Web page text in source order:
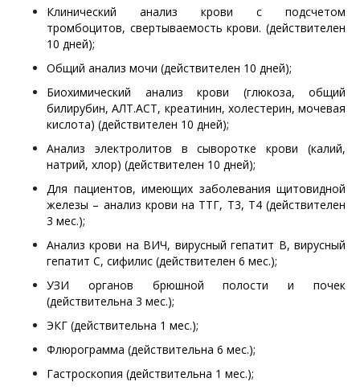
Клинический анализ крови с подсчетом
тромбоцитов, свертываемость крови. (действителен
10 дней);
Общий анализ мочи (действителен 10 дней);
Биохимический анализ крови (глюкоза, общий
билирубин, АЛТ.АСТ, креатинин, холестерин, мочевая
кислота) (действителен 10 дней);
Анализ электролитов в сыворотке крови (калий,
натрий, хлор) (действителен 10 дней);
Для пациентов, имеющих заболевания щитовидной
железы – анализ крови на ТТГ, Т3, Т4 (действителен
3 мес.);
Анализ крови на ВИЧ, вирусный гепатит В, вирусный
гепатит С, сифилис (действителен 6 мес.);
УЗИ органов брюшной полости и почек
(действительна 3 мес.);
ЭКГ (действительна 1 мес.);
Флюрограмма (действительна 6 мес.);
Гастроскопия (действительна 1 мес.);